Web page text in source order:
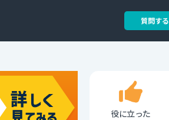
質問する
役に立った